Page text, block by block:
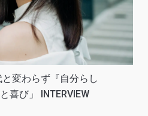
変わらず『自分らし
喜び」 INTERVIEW